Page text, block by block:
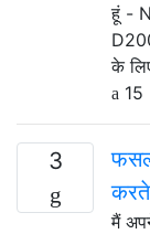
हूं -
के
15
3
मैं